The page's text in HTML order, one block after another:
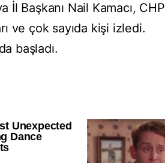
İl Başkanı Nail Kamacı, CHP
ve çok sayıda kişi izledi.
başladı.